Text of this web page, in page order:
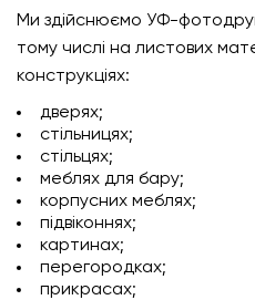
Ми здійснюємо УФ-
тому числі на листових
конструкціях:
дверях;
стільницях;
стільцях;
меблях для бару;
корпусних меблях;
підвіконнях;
картинах;
перегородках;
прикрасах;